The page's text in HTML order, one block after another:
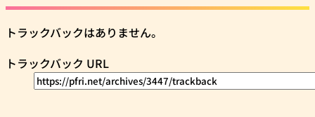
トラックバックはありません。
トラックバック URL